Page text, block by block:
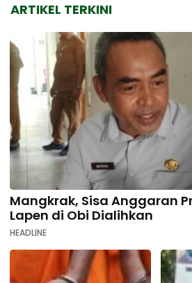
ARTIKEL TERKINI
Mangkrak, Sisa Anggaran
Lapen di Obi Dialihkan
HEADLINE